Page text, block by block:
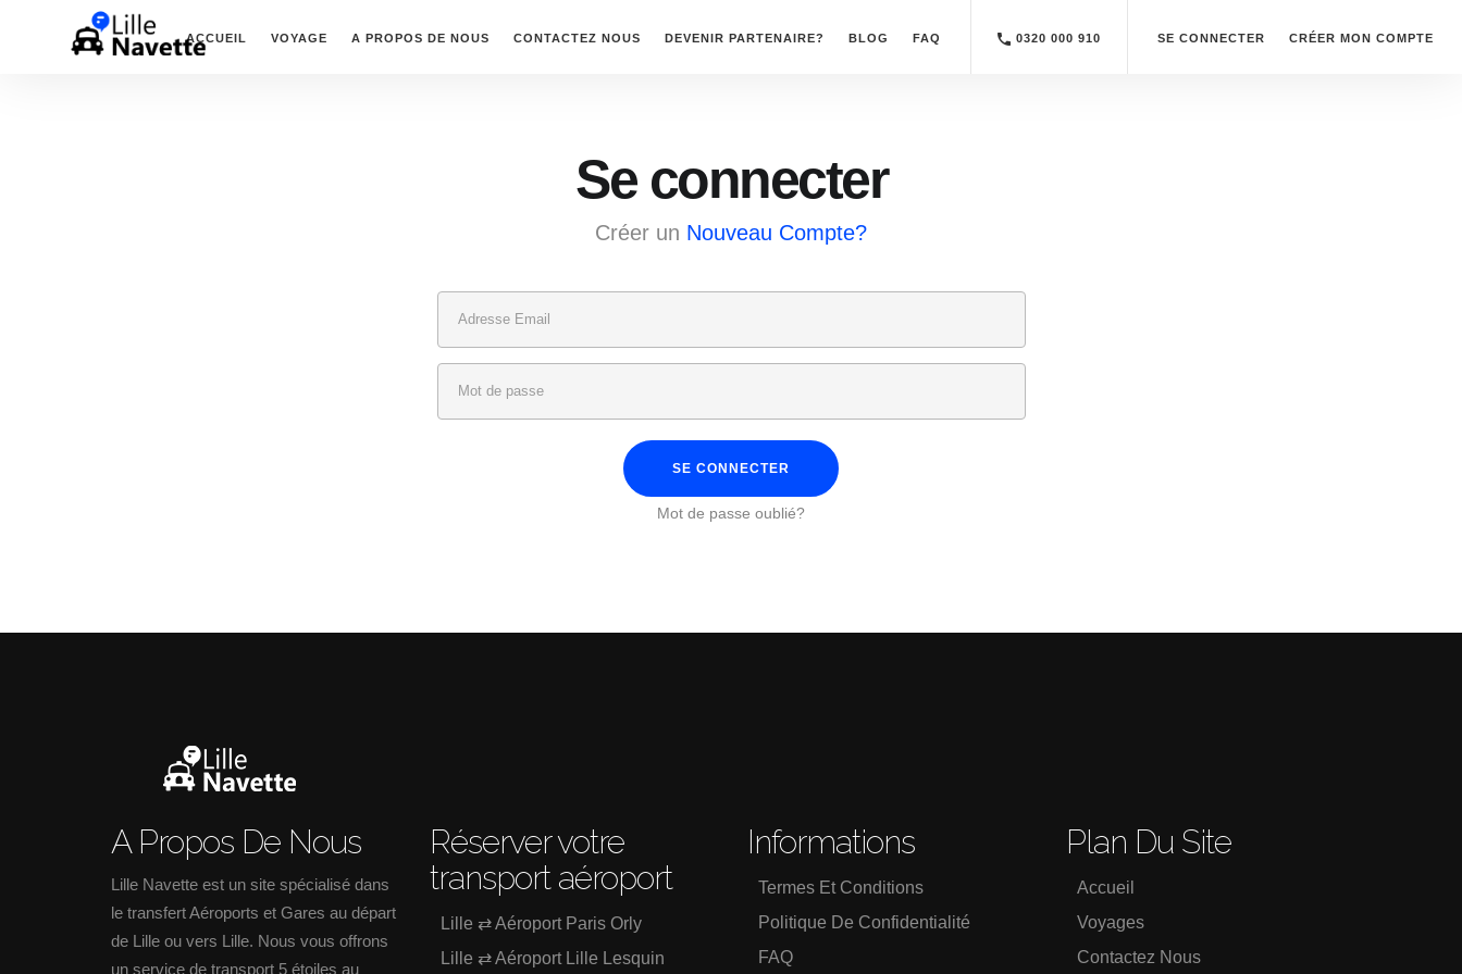
ACCUEIL VOYAGE A PROPOS DE NOUS CONTACTEZ NOUS DEVENIR PARTENAIRE? BLOG FAQ 0320 000 910 SE CONNECTER CRÉER MON COMPTE
Se connecter
Créer un Nouveau Compte?
SE CONNECTER
Mot de passe oublié?
A Propos De Nous
Lille Navette est un site spécialisé dans
le transfert Aéroports et Gares au départ
de Lille ou vers Lille. Nous vous offrons
un service de transport 5 étoiles au
Réserver votre
transport aéroport
Lille ⇄ Aéroport Paris Orly
Lille ⇄ Aéroport Lille Lesquin
Informations
Termes Et Conditions
Politique De Confidentialité
FAQ
Plan Du Site
Accueil
Voyages
Contactez Nous